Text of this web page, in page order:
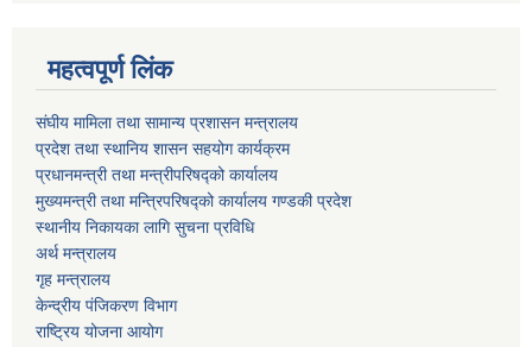
महत्वपूर्ण लिंक
संघीय मामिला तथा सामान्य प्रशासन मन्त्रालय
प्रदेश तथा स्थानिय शासन सहयोग कार्यक्रम
प्रधानमन्त्री तथा मन्त्रीपरिषद्को कार्यालय
मुख्यमन्त्री तथा मन्त्रिपरिषद्को कार्यालय गण्डकी प्रदेश
स्थानीय निकायका लागि सुचना प्रविधि
अर्थ मन्त्रालय
गृह मन्त्रालय
केन्द्रीय पंजिकरण विभाग
राष्ट्रिय योजना आयोग